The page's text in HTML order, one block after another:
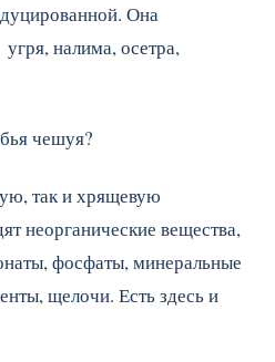
Она
налима, осетра,
чешуя?
так и хрящевую
неорганические вещества,
фосфаты, минеральные
щелочи. Есть здесь и